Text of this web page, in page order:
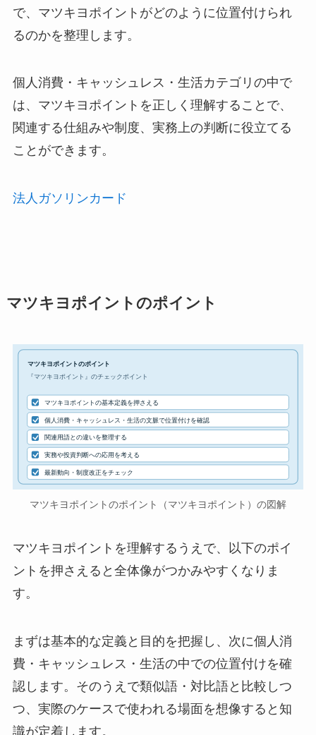
で、マツキヨポイントがどのように位置付けられ
るのかを整理します。
個人消費・キャッシュレス・生活カテゴリの中で
は、マツキヨポイントを正しく理解することで、
関連する仕組みや制度、実務上の判断に役立てる
ことができます。
法人ガソリンカード
マツキヨポイントのポイント
マツキヨポイントのポイント
『マツキヨポイント』のチェックポイント
マツキヨポイントの基本定義を押さえる
個人消費・キャッシュレス・生活の文脈で位置付けを確認
関連用語との違いを整理する
実務や投資判断への応用を考える
最新動向・制度改正をチェック
マツキヨポイントのポイント（マツキヨポイント）の図解
マツキヨポイントを理解するうえで、以下のポイ
ントを押さえると全体像がつかみやすくなりま
す。
まずは基本的な定義と目的を把握し、次に個人消
費・キャッシュレス・生活の中での位置付けを確
認します。そのうえで類似語・対比語と比較しつ
つ、実際のケースで使われる場面を想像すると知
識が定着します。